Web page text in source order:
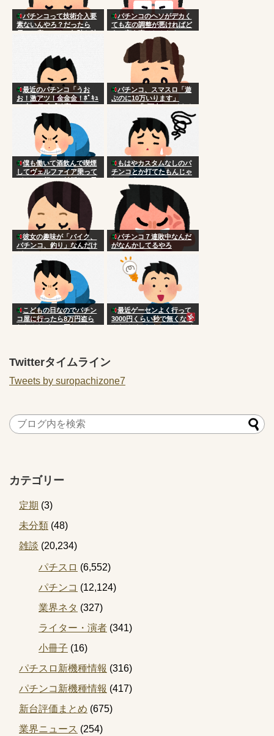
パチンコって技術介入要
素ないんやろ？だったら
長々と座ってるの無駄な時
パチンコのヘソがデカく
ても左の調整が悪ければど
うと言う事はねんだよ
最近のパチンコ「うお
お！激アツ！金金金！ﾎﾟｷｭ
ｰﾝ！」ワイ「確変か？」
パチンコ、スマスロ「遊
ぶのに10万いります」
Switch2「5万出してくれた
らずっと遊べます」
僕も働いて酒飲んで喫煙
してヴェルファイア乗って
パチンコ行って結婚して子
供いて家建てて親孝行した
かった
もはやカスタムなしのパ
チンコとか打てたもんじゃ
ないのよ
彼女の趣味が「バイク、
パチンコ、釣り」なんだけ
ど
パチンコ７連敗中なんだ
がなんかしてるやろ
こどもの日なのでパチン
コ屋に行ったら8万円盗ら
れたんだがこの国おかしい
最近ゲーセンよく行って
3000円くらい秒で無くなる
んだけどこれもしかしてパ
Twitterタイムライン
Tweets by suropachizone7
カテゴリー
定期 (3)
未分類 (48)
雑談 (20,234)
パチスロ (6,552)
パチンコ (12,124)
業界ネタ (327)
ライター・演者 (341)
小冊子 (16)
パチスロ新機種情報 (316)
パチンコ新機種情報 (417)
新台評価まとめ (675)
業界ニュース (254)